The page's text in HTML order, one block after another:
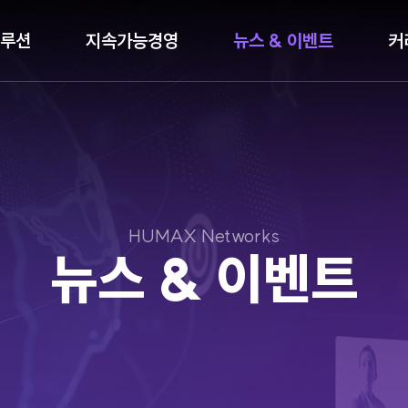
션 지속가능경영 뉴스 & 이벤트
HUMAX Networks
뉴스 & 이벤트